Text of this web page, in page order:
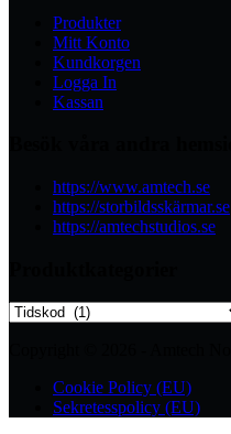
Produkter
Mitt Konto
Kundkorgen
Logga In
Kassan
https://www.amtech.se
https://storbildsskärmar.se
https://amtechstudios.se
Cookie Policy (EU)
Sekretesspolicy (EU)